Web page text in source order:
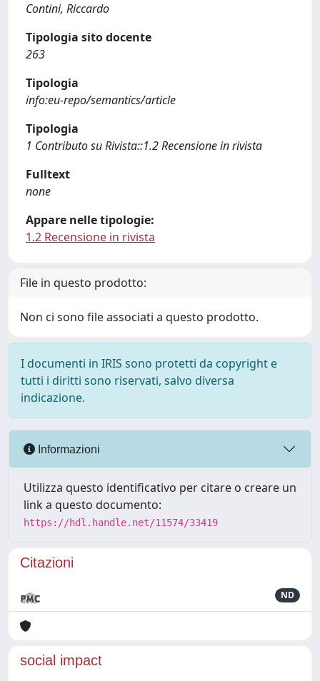
Contini, Riccardo
Tipologia sito docente
263
Tipologia
info:eu-repo/semantics/article
Tipologia
1 Contributo su Rivista::1.2 Recensione in rivista
Fulltext
none
Appare nelle tipologie:
1.2 Recensione in rivista
File in questo prodotto:
Non ci sono file associati a questo prodotto.
I documenti in IRIS sono protetti da copyright e
tutti i diritti sono riservati, salvo diversa
indicazione.
Informazioni
Utilizza questo identificativo per citare o creare un
link a questo documento:
https://hdl.handle.net/11574/33419
Citazioni
ND
social impact